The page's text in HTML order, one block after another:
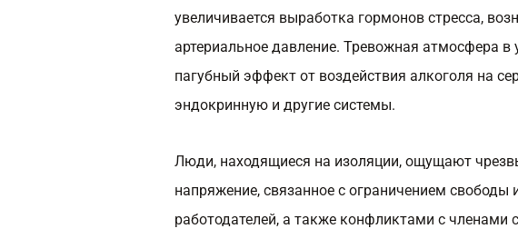
увеличивается выработка гормонов стресса,
артериальное давление. Тревожная атмосфера в
пагубный эффект от воздействия алкоголя на
эндокринную и другие системы.
Люди, находящиеся на изоляции, ощущают
напряжение, связанное с ограничением свободы
работодателей, а также конфликтами с членами